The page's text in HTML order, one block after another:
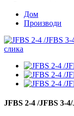
Дом
Производи
JFBS 2-4 /JFBS 3-